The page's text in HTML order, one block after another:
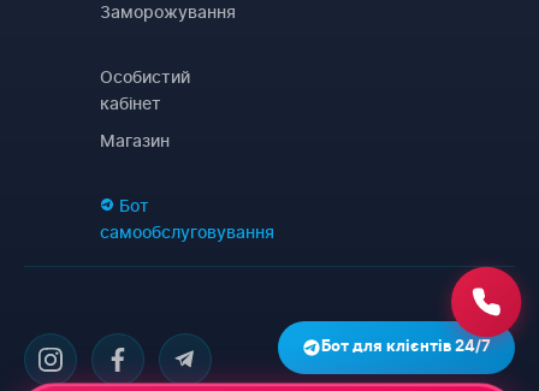
Заморожування
Особистий
кабінет
Магазин
Бот
самообслуговування
Бот для клієнтів 24/7